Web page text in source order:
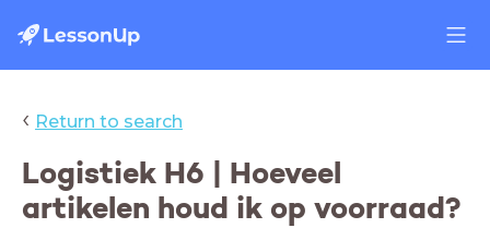
‹ Return to search
Logistiek H6 | Hoeveel
artikelen houd ik op voorraad?